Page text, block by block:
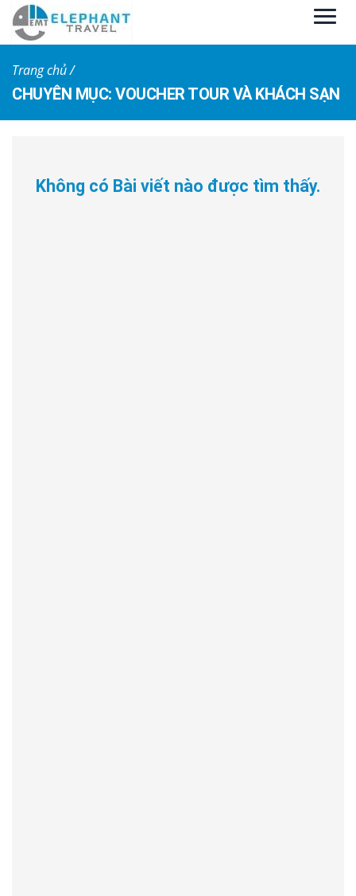
Trang chủ /
CHUYÊN MỤC: VOUCHER TOUR VÀ KHÁCH SẠN
Không có Bài viết nào được tìm thấy.